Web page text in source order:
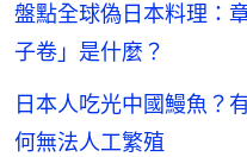
盤點全球偽日本料理：
子卷」是什麼？
日本人吃光中國鰻魚
何無法人工繁殖